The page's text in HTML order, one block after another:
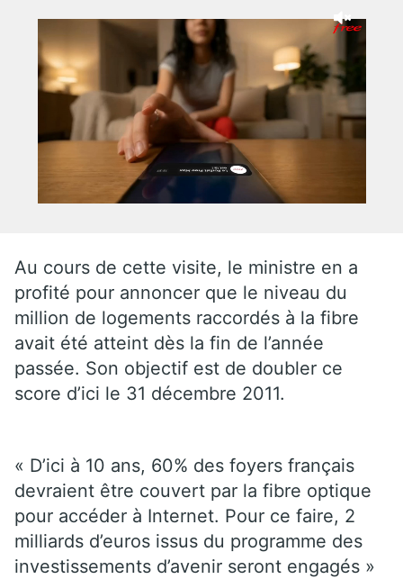
Au cours de cette visite, le ministre en a
profité pour annoncer que le niveau du
million de logements raccordés à la fibre
avait été atteint dès la fin de l’année
passée. Son objectif est de doubler ce
score d’ici le 31 décembre 2011.
« D’ici à 10 ans, 60% des foyers français
devraient être couvert par la fibre optique
pour accéder à Internet. Pour ce faire, 2
milliards d’euros issus du programme des
investissements d’avenir seront engagés »